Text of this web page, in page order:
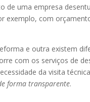
de uma empresa
exemplo, com
e outra existem
com os serviços de
da visita
forma transparente.